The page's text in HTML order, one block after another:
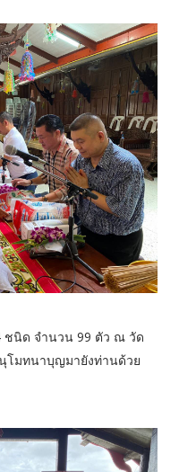
ชนิด จำนวน 99 ตัว ณ วัด
โมทนาบุญมายังท่านด้วย